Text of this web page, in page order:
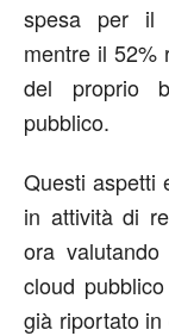
spesa per il
mentre il 52%
del proprio
pubblico.
Questi aspetti
in attività di
ora
cloud
già riportato